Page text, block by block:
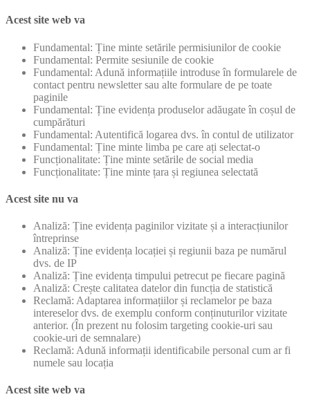
Acest site web va
Fundamental: Ține minte setările permisiunilor de cookie
Fundamental: Permite sesiunile de cookie
Fundamental: Adună informațiile introduse în formularele de
contact pentru newsletter sau alte formulare de pe toate
paginile
Fundamental: Ține evidența produselor adăugate în coșul de
cumpărături
Fundamental: Autentifică logarea dvs. în contul de utilizator
Fundamental: Ține minte limba pe care ați selectat-o
Funcționalitate: Ține minte setările de social media
Funcționalitate: Ține minte țara și regiunea selectată
Acest site nu va
Analiză: Ține evidența paginilor vizitate și a interacțiunilor
întreprinse
Analiză: Ține evidența locației și regiunii baza pe numărul
dvs. de IP
Analiză: Ține evidența timpului petrecut pe fiecare pagină
Analiză: Crește calitatea datelor din funcția de statistică
Reclamă: Adaptarea informațiilor și reclamelor pe baza
intereselor dvs. de exemplu conform conținuturilor vizitate
anterior. (În prezent nu folosim targeting cookie-uri sau
cookie-uri de semnalare)
Reclamă: Adună informații identificabile personal cum ar fi
numele sau locația
Acest site web va